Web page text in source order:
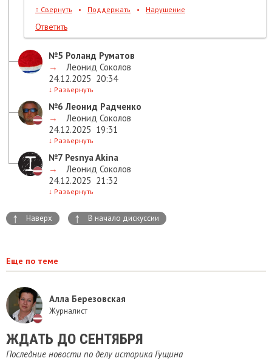
↑ Свернуть • Поддержать • Нарушение
Ответить
№5 Роланд Руматов
→
Леонид Соколов
24.12.2025 20:34
↓ Развернуть
№6 Леонид Радченко
→
Леонид Соколов
24.12.2025 19:31
↓ Развернуть
№7 Pesnya Akina
→
Леонид Соколов
24.12.2025 21:32
↓ Развернуть
↑ Наверх ↑ В начало дискуссии
Еще по теме
Алла Березовская
Журналист
ЖДАТЬ ДО СЕНТЯБРЯ
Последние новости по делу историка Гущина